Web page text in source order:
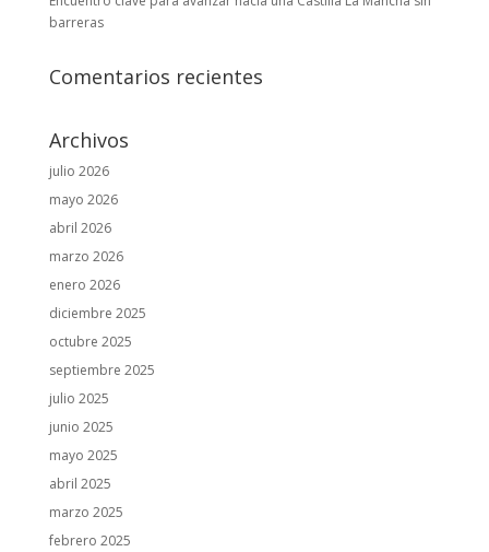
barreras
Comentarios recientes
Archivos
julio 2026
mayo 2026
abril 2026
marzo 2026
enero 2026
diciembre 2025
octubre 2025
septiembre 2025
julio 2025
junio 2025
mayo 2025
abril 2025
marzo 2025
febrero 2025